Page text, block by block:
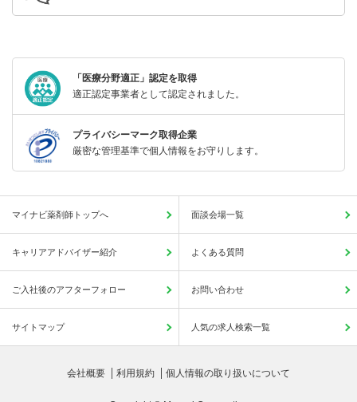
「医療分野適正」認定を取得
適正認定事業者として認定されました。
プライバシーマーク取得企業
厳密な管理基準で個人情報をお守りします。
マイナビ薬剤師トップへ 面談会場一覧
キャリアアドバイザー紹介 よくある質問
ご入社後のアフターフォロー お問い合わせ
サイトマップ 人気の求人検索一覧
会社概要 利用規約 個人情報の取り扱いについて